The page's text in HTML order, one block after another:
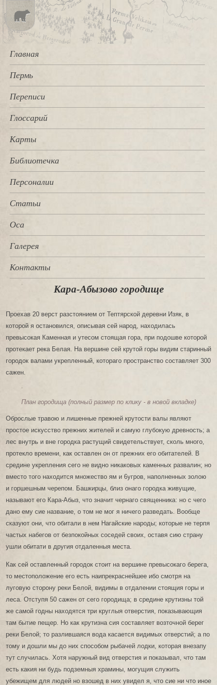
Главная
Пермь
Переписи
Глоссарий
Карты
Библиотечка
Персоналии
Статьи
Оса
Галерея
Контакты
Кара-Абызово городище
Проехав 20 верст разстоянием от Тептярской деревни Изяк, в
которой я остановился, описывая сей народ, находилась
превысокая Каменная и утесом стоящая гора, при подошве которой
протекает река Белая. На вершине сей крутой горы видим старинный
городок валами укрепленный, котораго пространство составляет 300
сажен.
План городища (полный размер по клику - в новой вкладке)
Оброслые травою и лишенные прежней крутости валы являют
простое искусство прежних жителей и самую глубокую древность; а
лес внутрь и вне городка растущий свидетельствует, сколь много,
протекло времени, как оставлен он от прежних его обитателей. В
средине укрепления сего не видно никаковых каменных развалин; но
вместо того находится множество ям и 6угров, наполненных золою
и горшешным черепом. Башкирцы, близ онаго городка живущие,
называют его Кара-Абыз, что значит чернаго священника: но с чего
дано ему сие название, о том не мог я ничего разведать. Вообще
сказуют они, что обитали в нем Нагайские народы; которые не терпя
частых набегов от безпокойных соседей своих, оставя сию страну
ушли обитати в другия отдаленныя места.
Как сей оставленный городок стоит на вершине превысокаго берега,
то местоположение его есть наипрекраснейшее ибо смотря на
луговую сторону реки Белой, видимы в отдалении стоящия горы и
леса. Отступя 50 сажен от сего городища; в средине крутизны той
же самой годны находятся три круглыя отверстия, показывающия
там бытие пещер. Но как крутизна сия составляет возточной берег
реки Белой; то разлившаяся вода касается видимых отверстий; а по
тому и дошли мы до них способом рыбачей лодки, которая внезапу
тут случилась. Хотя наружный вид отверстия и показывал, что там
есть какия ни будь подземныя храмины, могущия служить
убежищем для людей но взошед в них увидел я, что сие ни что иное